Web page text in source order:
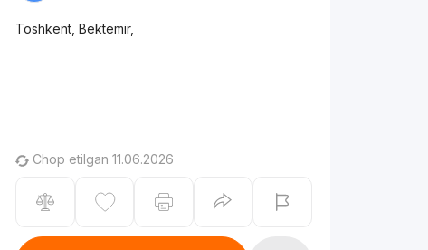
Toshkent, Bektemir,
Chop etilgan 11.06.2026